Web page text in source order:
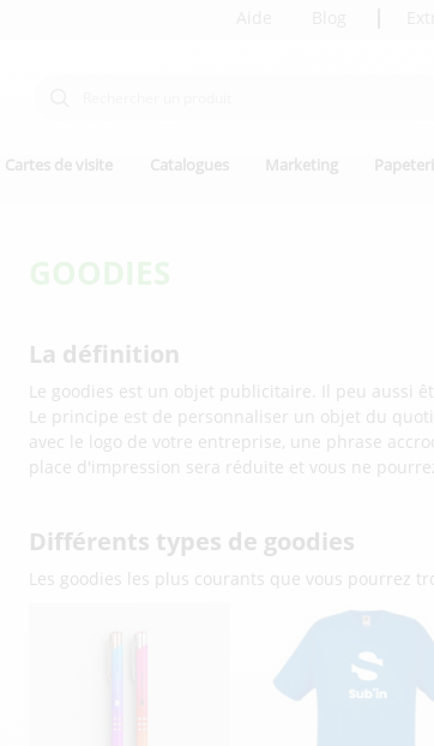
Cartes de visite Catalogues Marketing
La définition
Le goodies est un objet publicitaire. Il peu aussi
Le principe est de personnaliser un objet du
avec le logo de votre entreprise, une phrase
place d'impression sera réduite et vous ne
Différents types de goodies
Les goodies les plus courants que vous pourrez